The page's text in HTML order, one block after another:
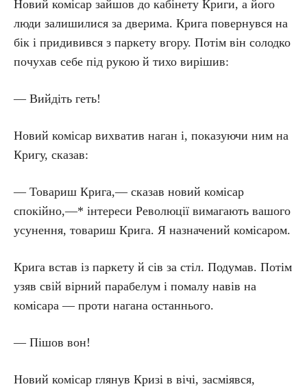
Новий комісар зайшов до кабінету Криги, а його
люди залишилися за дверима. Крига повернувся на
бік і придивився з паркету вгору. Потім він солодко
почухав себе під рукою й тихо вирішив:
— Вийдіть геть!
Новий комісар вихватив наган і, показуючи ним на
Кригу, сказав:
— Товариш Крига,— сказав новий комісар
спокійно,—* інтереси Революції вимагають вашого
усунення, товариш Крига. Я назначений комісаром.
Крига встав із паркету й сів за стіл. Подумав. Потім
узяв свій вірний парабелум і помалу навів на
комісара — проти нагана останнього.
— Пішов вон!
Новий комісар глянув Кризі в вічі, засміявся,